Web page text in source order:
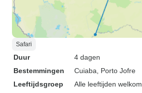
Safari
Duur
4 dagen
Bestemmingen
Cuiaba , Porto Jofre
Leeftijdsgroep
Alle leeftijden welkom